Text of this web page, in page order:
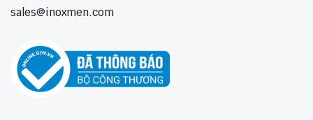
sales@inoxmen.com